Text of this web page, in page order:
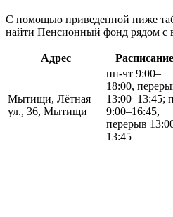
С помощью приведенной ниже
найти Пенсионный фонд рядом с
Адрес Расписание
Мытищи, Лётная
ул., 36, Мытищи
пн-чт 9:00–
18:00,
13:00–13:45;
9:00–16:45,
перерыв
13:45